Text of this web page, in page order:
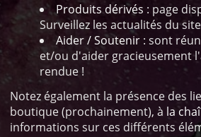
Produits dérivés : page
Surveillez les actualités du
Aider / Soutenir : sont
et/ou d'aider gracieusement
rendue !
Notez également la présence des
boutique (prochainement), à la
informations sur ces différents